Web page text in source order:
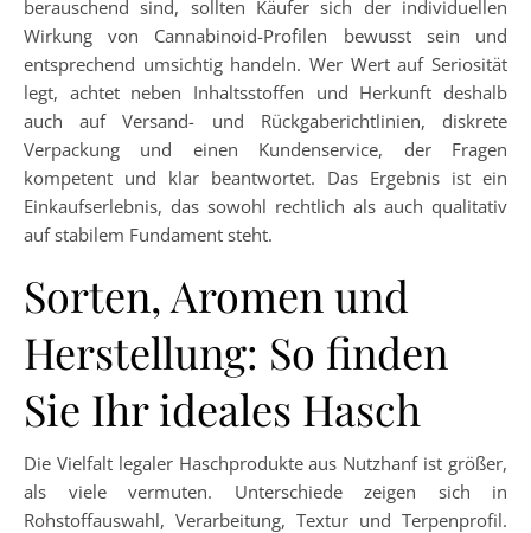
berauschend sind, sollten Käufer sich der individuellen
Wirkung von Cannabinoid-Profilen bewusst sein und
entsprechend umsichtig handeln. Wer Wert auf Seriosität
legt, achtet neben Inhaltsstoffen und Herkunft deshalb
auch auf Versand- und Rückgaberichtlinien, diskrete
Verpackung und einen Kundenservice, der Fragen
kompetent und klar beantwortet. Das Ergebnis ist ein
Einkaufserlebnis, das sowohl rechtlich als auch qualitativ
auf stabilem Fundament steht.
Sorten, Aromen und
Herstellung: So finden
Sie Ihr ideales Hasch
Die Vielfalt legaler Haschprodukte aus Nutzhanf ist größer,
als viele vermuten. Unterschiede zeigen sich in
Rohstoffauswahl, Verarbeitung, Textur und Terpenprofil.